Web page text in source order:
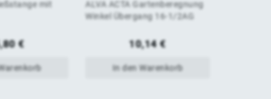
mit
€
von
ALVA ACTA Gartenberegnung
Winkel Übergang 16-1/2AG
10,14€
In den Warenkorb